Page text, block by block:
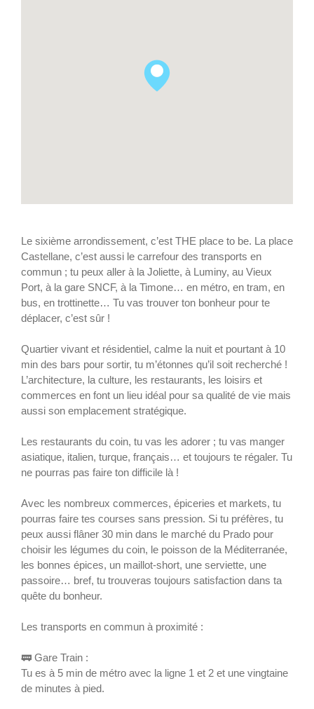
Le sixième arrondissement, c’est THE place to be. La place
Castellane, c’est aussi le carrefour des transports en
commun ; tu peux aller à la Joliette, à Luminy, au Vieux
Port, à la gare SNCF, à la Timone… en métro, en tram, en
bus, en trottinette… Tu vas trouver ton bonheur pour te
déplacer, c’est sûr !
Quartier vivant et résidentiel, calme la nuit et pourtant à 10
min des bars pour sortir, tu m’étonnes qu’il soit recherché !
L’architecture, la culture, les restaurants, les loisirs et
commerces en font un lieu idéal pour sa qualité de vie mais
aussi son emplacement stratégique.
Les restaurants du coin, tu vas les adorer ; tu vas manger
asiatique, italien, turque, français… et toujours te régaler. Tu
ne pourras pas faire ton difficile là !
Avec les nombreux commerces, épiceries et markets, tu
pourras faire tes courses sans pression. Si tu préfères, tu
peux aussi flâner 30 min dans le marché du Prado pour
choisir les légumes du coin, le poisson de la Méditerranée,
les bonnes épices, un maillot-short, une serviette, une
passoire… bref, tu trouveras toujours satisfaction dans ta
quête du bonheur.
Les transports en commun à proximité :
🚃 Gare Train :
Tu es à 5 min de métro avec la ligne 1 et 2 et une vingtaine
de minutes à pied.